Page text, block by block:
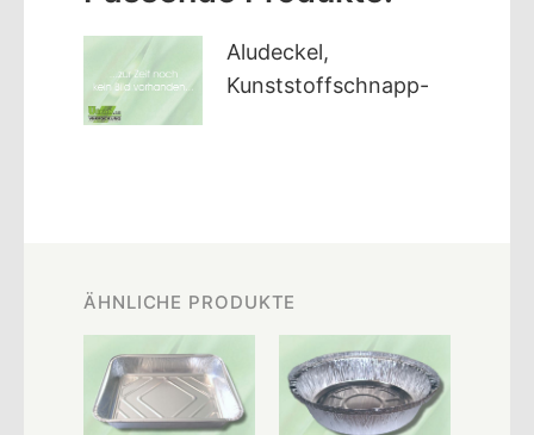
Aludeckel,
Kunststoffschnapp-
ÄHNLICHE PRODUKTE